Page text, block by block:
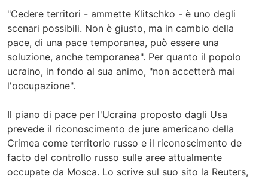
"Cedere territori - ammette Klitschko - è uno degli
scenari possibili. Non è giusto, ma in cambio della
pace, di una pace temporanea, può essere una
soluzione, anche temporanea". Per quanto il popolo
ucraino, in fondo al sua animo, "non accetterà mai
l'occupazione".
Il piano di pace per l'Ucraina proposto dagli Usa
prevede il riconoscimento de jure americano della
Crimea come territorio russo e il riconoscimento de
facto del controllo russo sulle aree attualmente
occupate da Mosca. Lo scrive sul suo sito la Reuters,